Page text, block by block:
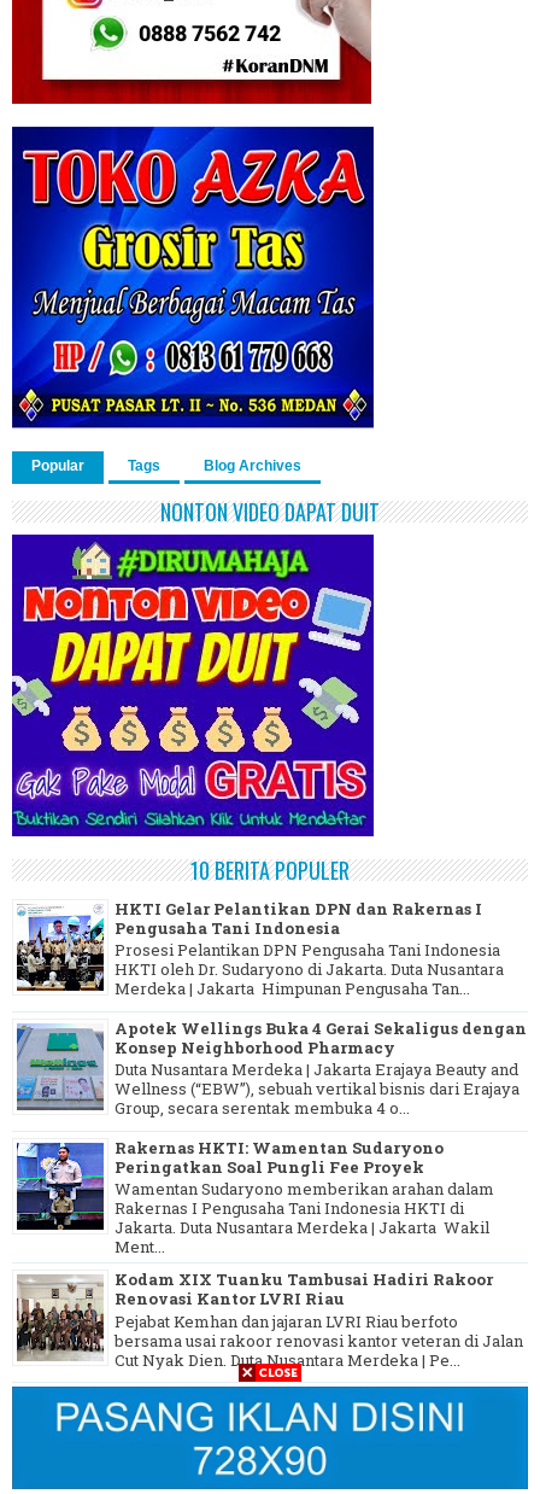
Popular Tags Blog Archives
NONTON VIDEO DAPAT DUIT
10 BERITA POPULER
HKTI Gelar Pelantikan DPN dan Rakernas I
Pengusaha Tani Indonesia
Prosesi Pelantikan DPN Pengusaha Tani Indonesia
HKTI oleh Dr. Sudaryono di Jakarta. Duta Nusantara
Merdeka | Jakarta Himpunan Pengusaha Tan...
Apotek Wellings Buka 4 Gerai Sekaligus dengan
Konsep Neighborhood Pharmacy
Duta Nusantara Merdeka | Jakarta Erajaya Beauty and
Wellness (“EBW”), sebuah vertikal bisnis dari Erajaya
Group, secara serentak membuka 4 o...
Rakernas HKTI: Wamentan Sudaryono
Peringatkan Soal Pungli Fee Proyek
Wamentan Sudaryono memberikan arahan dalam
Rakernas I Pengusaha Tani Indonesia HKTI di
Jakarta. Duta Nusantara Merdeka | Jakarta Wakil
Ment...
Kodam XIX Tuanku Tambusai Hadiri Rakoor
Renovasi Kantor LVRI Riau
Pejabat Kemhan dan jajaran LVRI Riau berfoto
bersama usai rakoor renovasi kantor veteran di Jalan
Cut Nyak Dien. Duta Nusantara Merdeka | Pe...
IKLAN BARIS